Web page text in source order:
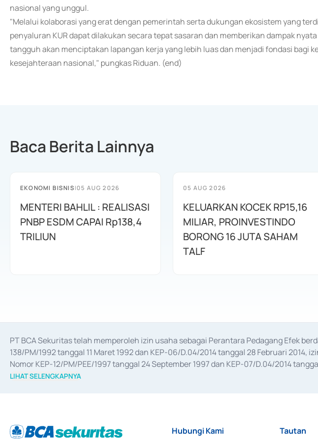
nasional yang unggul.
"Melalui kolaborasi yang erat dengan pemerintah serta dukungan ekosistem yang
penyaluran KUR dapat dilakukan secara tepat sasaran dan memberikan dampak
tangguh akan menciptakan lapangan kerja yang lebih luas dan menjadi fondasi bagi
kesejahteraan nasional," pungkas Riduan. (end)
Baca Berita Lainnya
EKONOMI BISNIS|05 AUG 2026
MENTERI BAHLIL : REALISASI
PNBP ESDM CAPAI Rp138,4
TRILIUN
05 AUG 2026
KELUARKAN KOCEK RP15,16
MILIAR, PROINVESTINDO
BORONG 16 JUTA SAHAM
TALF
PT BCA Sekuritas telah memperoleh izin usaha sebagai Perantara Pedagang Efek
138/PM/1992 tanggal 11 Maret 1992 dan KEP-06/D.04/2014 tanggal 28 Februari
Nomor KEP-12/PM/PEE/1997 tanggal 24 September 1997 dan KEP-07/D.04/2014
merger, akuisisi, divestasi, dan
LIHAT SELENGKAPNYA
Hubungi Kami Tautan